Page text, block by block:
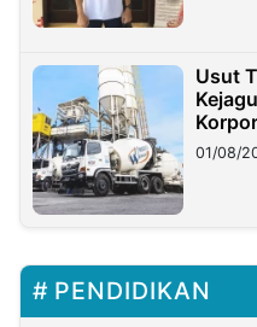
Usut
Ritto
01/08/
PENDIDIKAN